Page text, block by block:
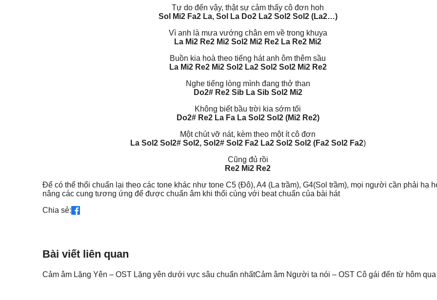
Tự do đến vậy, thật sự cảm thấy cô đơn hoh
Sol Mi2 Fa2 La, Sol La Do2 La2 Sol2 Sol2 (La2…)
Vì anh là mưa vướng chân em về trong khuya
La Mi2 Re2 Mi2 Sol2 Mi2 Re2 La Re2 Mi2
Buồn kia hoà theo tiếng hát anh ôm thêm sầu
La Mi2 Re2 Mi2 Sol2 La2 Sol2 Sol2 Mi2 Re2
Nghe tiếng lòng mình đang thở than
Do2# Re2 Sib La Sib Sol2 Mi2
Không biết bầu trời kia sớm tối
Do2# Re2 La Fa La Sol2 Sol2 (Mi2 Re2)
Một chút vỡ nát, kèm theo một ít cô đơn
La Sol2 Sol2# Sol2, Sol2# Sol2 Fa2 La2 Sol2 Sol2 (Fa2 Sol2 Fa2)
Cũng đủ rồi
Re2 Mi2 Re2
Để có thể thổi chuẩn lại theo các tone khác như tone C5 (Đô), A4 (La trầm), G4(Sol trầm), mọi người cần phải hạ
nâng các cung tương ứng để được chuẩn âm khi thổi cùng với beat chuẩn của bài hát
Chia sẻ:
Bài viết liên quan
Cảm âm Lặng Yên – OST Lặng yên dưới vực sâu chuẩn nhấtCảm âm Người ta nói – OST Cô gái đến từ hôm qua